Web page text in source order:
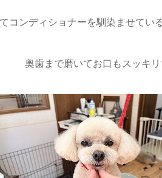
コンディショナーを馴染ませてい
奥歯まで磨いてお口もスッキリ